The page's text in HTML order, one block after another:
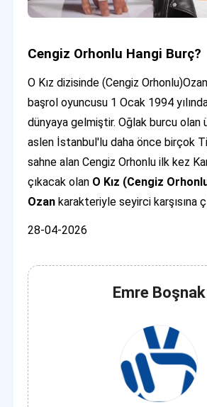
Cengiz Orhonlu Hangi Burç?
O Kız dizisinde (Cengiz
başrol oyuncusu 1 Ocak 1994
dünyaya gelmiştir. Oğlak burcu olan
aslen İstanbul'lu daha önce birçok
sahne alan Cengiz Orhonlu ilk kez
çıkacak olan O Kız (Cengiz
Ozankarakteriyle seyirci karşısına
28-04-2026
Emre Boşnak